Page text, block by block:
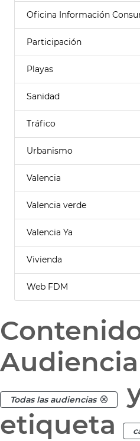
Oficina Información
Participación
Playas
Sanidad
Tráfico
Urbanismo
Valencia
Valencia verde
Valencia Ya
Vivienda
Web FDM
Audiencia
Todas las audiencias
etiqueta